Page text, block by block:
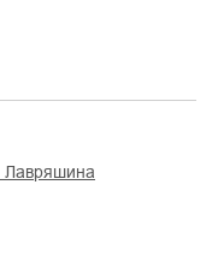
Лавряшина